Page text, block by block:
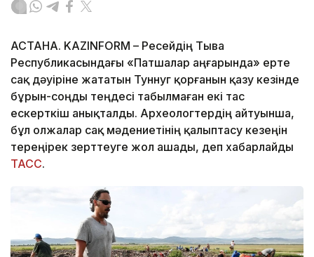
АСТАНА. KAZINFORM – Ресейдің Тыва
Республикасындағы «Патшалар аңғарында» ерте
сақ дәуіріне жататын Туннуг қорғанын қазу кезінде
бұрын-соңды теңдесі табылмаған екі тас
ескерткіш анықталды. Археологтердің айтуынша,
бұл олжалар сақ мәдениетінің қалыптасу кезеңін
тереңірек зерттеуге жол ашады, деп хабарлайды
ТАСС.